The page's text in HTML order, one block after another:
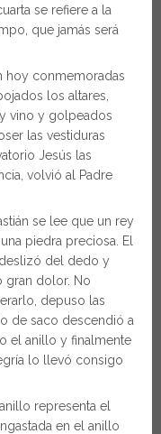
se refiere a la
que jamás será
hoy conmemoradas
los altares,
vino y golpeados
las vestiduras
Jesús las
volvió al Padre
se lee que un rey
piedra preciosa. El
del dedo y
gran dolor. No
depuso las
de saco descendió a
el anillo y finalmente
lo llevó consigo
representa el
en el anillo